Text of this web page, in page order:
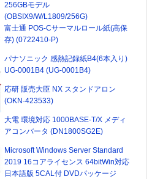
256GBモデル
(OBSIX9/W/L1809/256G)
富士通 POS-Cサーマルロール紙(高保
存) (0722410-P)
パナソニック 感熱記録紙B4(6本入り)
UG-0001B4 (UG-0001B4)
応研 販売大臣 NX スタンドアロン
(OKN-423533)
大電 環境対応 1000BASE-T/X メディ
アコンバータ (DN1800SG2E)
Microsoft Windows Server Standard
2019 16コアライセンス 64bitWin対応
日本語版 5CAL付 DVDパッケージ